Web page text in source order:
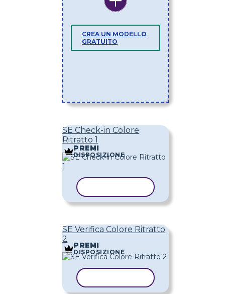
CREA UN MODELLO
GRATUITO
SE Check-in Colore
Ritratto 1
PREMI
DISPOSIZIONE
SE Verifica Colore Ritratto
2
PREMI
DISPOSIZIONE